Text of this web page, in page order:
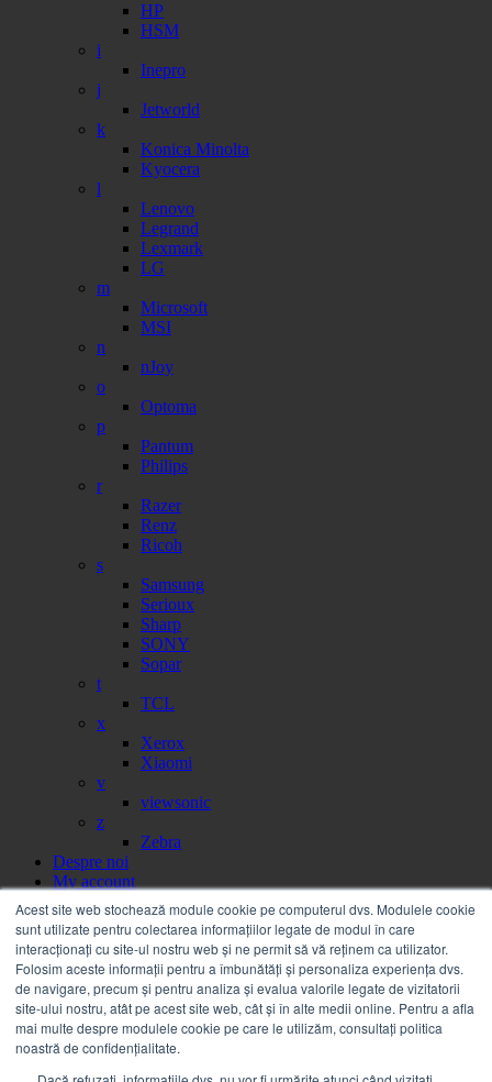
Acest site web stochează module cookie pe computerul dvs. Modulele cookie
sunt utilizate pentru colectarea informațiilor legate de modul în care
interacționați cu site-ul nostru web și ne permit să vă reținem ca utilizator.
Folosim aceste informații pentru a îmbunătăți și personaliza experiența dvs.
de navigare, precum și pentru analiza și evalua valorile legate de vizitatorii
site-ului nostru, atât pe acest site web, cât și în alte medii online. Pentru a afla
mai multe despre modulele cookie pe care le utilizăm, consultați politica
noastră de confidențialitate.
HP
HSM
i
Inepro
j
Jetworld
k
Konica Minolta
Kyocera
l
Lenovo
Legrand
Lexmark
LG
m
Microsoft
MSI
n
nJoy
o
Optoma
p
Pantum
Philips
r
Razer
Renz
Ricoh
s
Samsung
Serioux
Sharp
SONY
Sopar
t
TCL
x
Xerox
Xiaomi
v
viewsonic
z
Zebra
Despre noi
My account
Partener
Portal facturi
Sesizare
Citire contor
Help
Servicii
Service on call
Estico – Soluții de Print & IT pentru Companii
FSMA – Full Service Maintenance Agreement